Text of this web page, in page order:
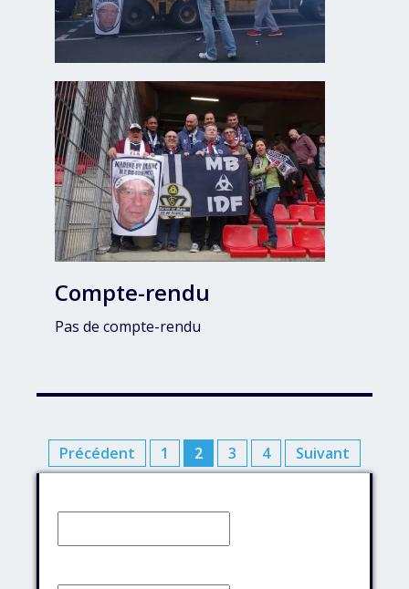
Compte-rendu
Pas de compte-rendu
Pagination
Précédent 1 2 3 4
Suivant